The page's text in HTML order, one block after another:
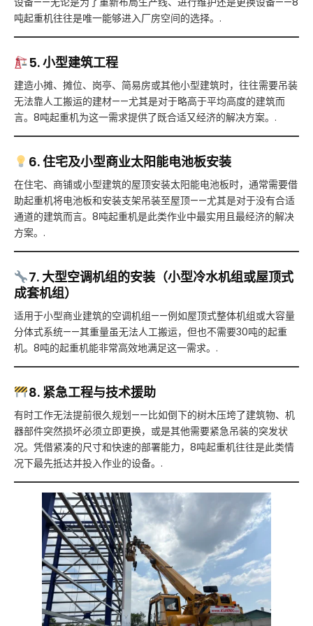
吨起重机往往是唯一能够进入厂房空间的选择。.
5. 小型建筑工程
建造小摊、摊位、岗亭、简易房或其他小型建筑时，往往需要吊装
无法靠人工搬运的建材——尤其是对于略高于平均高度的建筑而
言。8吨起重机为这一需求提供了既合适又经济的解决方案。.
6. 住宅及小型商业太阳能电池板安装
在住宅、商铺或小型建筑的屋顶安装太阳能电池板时，通常需要借
助起重机将电池板和安装支架吊装至屋顶——尤其是对于没有合适
通道的建筑而言。8吨起重机是此类作业中最实用且最经济的解决
方案。.
7. 大型空调机组的安装（小型冷水机组或屋顶式
成套机组）
适用于小型商业建筑的空调机组——例如屋顶式整体机组或大容量
分体式系统——其重量虽无法人工搬运，但也不需要30吨的起重
机。8吨的起重机能非常高效地满足这一需求。.
8. 紧急工程与技术援助
有时工作无法提前很久规划——比如倒下的树木压垮了建筑物、机
器部件突然损坏必须立即更换，或是其他需要紧急吊装的突发状
况。凭借紧凑的尺寸和快速的部署能力，8吨起重机往往是此类情
况下最先抵达并投入作业的设备。.